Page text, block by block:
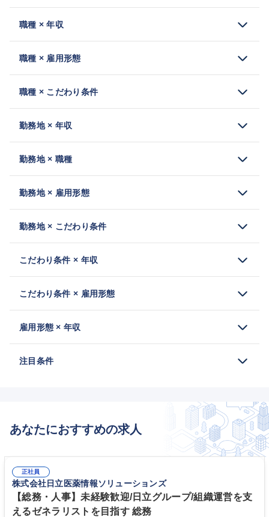
職種 × 年収
職種 × 雇用形態
職種 × こだわり条件
勤務地 × 年収
勤務地 × 職種
勤務地 × 雇用形態
勤務地 × こだわり条件
こだわり条件 × 年収
こだわり条件 × 雇用形態
雇用形態 × 年収
注目条件
あなたにおすすめの求人
正社員
株式会社日立医薬情報ソリューションズ
【総務・人事】未経験歓迎/日立グループ/組織運営を支
えるゼネラリストを目指す 総務